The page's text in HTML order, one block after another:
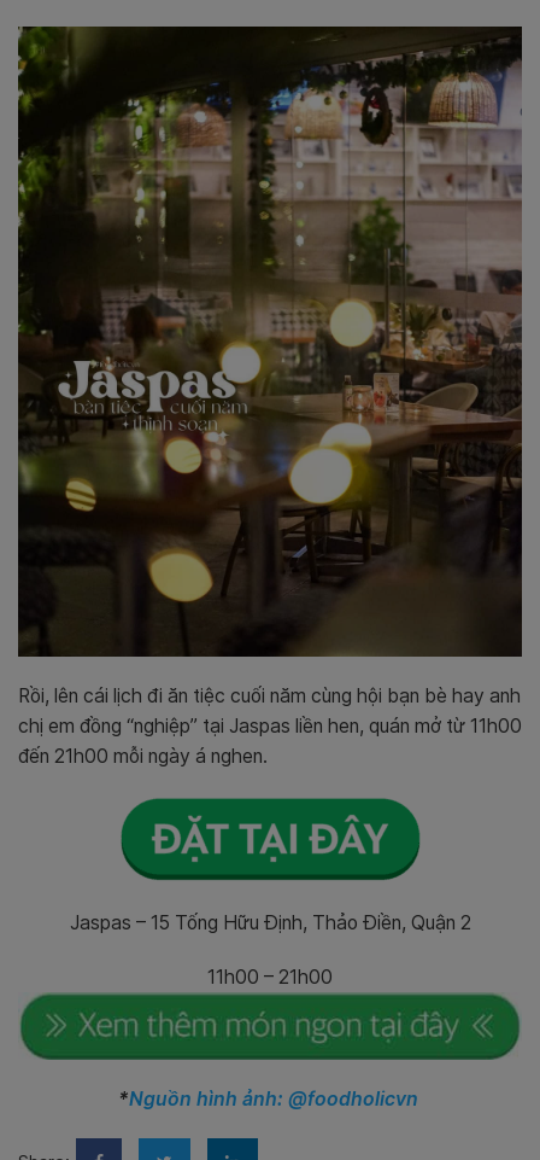
Rồi, lên cái lịch đi ăn tiệc cuối năm cùng hội bạn bè hay anh
chị em đồng “nghiệp” tại Jaspas liền hen, quán mở từ 11h00
đến 21h00 mỗi ngày á nghen.
Jaspas – 15 Tống Hữu Định, Thảo Điền, Quận 2
11h00 – 21h00
*Nguồn hình ảnh: @foodholicvn